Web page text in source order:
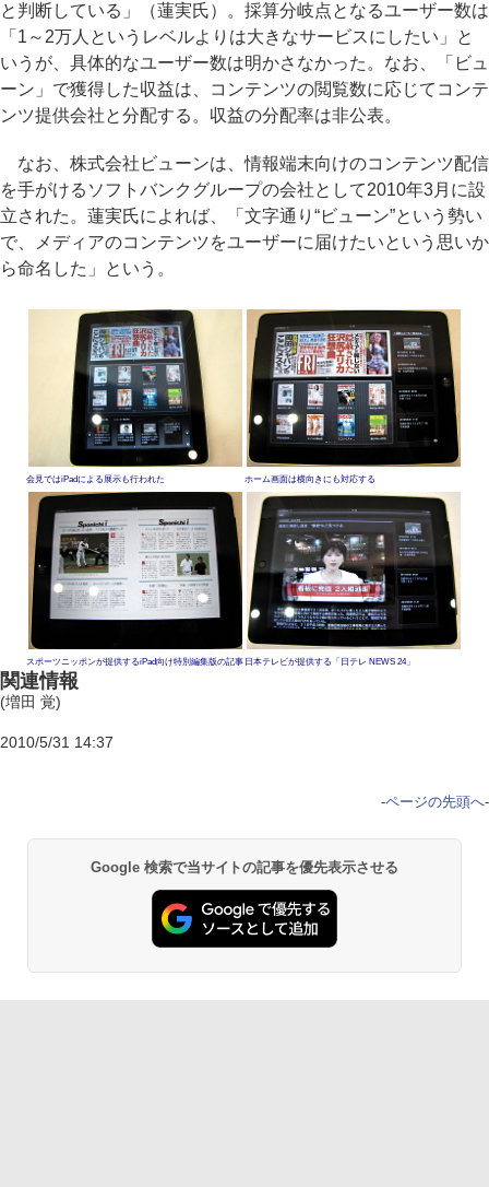
と判断している」（蓮実氏）。採算分岐点となるユーザー数は
「1～2万人というレベルよりは大きなサービスにしたい」と
いうが、具体的なユーザー数は明かさなかった。なお、「ビュ
ーン」で獲得した収益は、コンテンツの閲覧数に応じてコンテ
ンツ提供会社と分配する。収益の分配率は非公表。
なお、株式会社ビューンは、情報端末向けのコンテンツ配信
を手がけるソフトバンクグループの会社として2010年3月に設
立された。蓮実氏によれば、「文字通り“ビューン”という勢い
で、メディアのコンテンツをユーザーに届けたいという思いか
ら命名した」という。
会見ではiPadによる展示も行われた ホーム画面は横向きにも対応する
スポーツニッポンが提供するiPad向け特別編集版の記事 日本テレビが提供する「日テレ NEWS 24」
関連情報
(増田 覚)
2010/5/31 14:37
-ページの先頭へ-
Google 検索で当サイトの記事を優先表示させる